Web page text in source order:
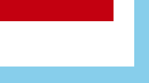
Kemanunggalan